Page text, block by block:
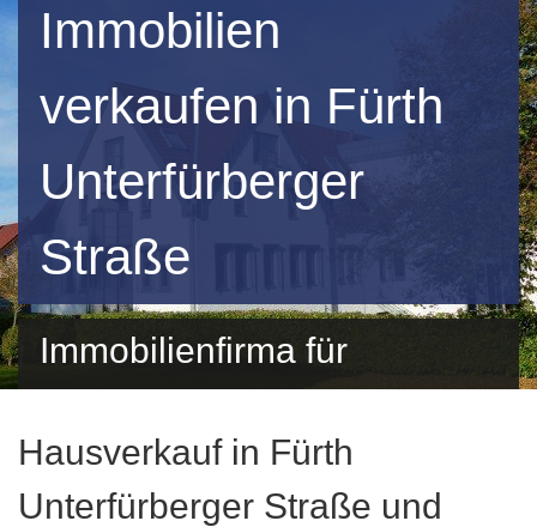
Immobilien
verkaufen in Fürth
Unterfürberger
Straße
Immobilienfirma für
Umgebung
Hausverkauf in Fürth
Unterfürberger Straße und